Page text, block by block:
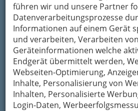
führen wir und unsere Partner
Datenverarbeitungsprozesse
Informationen auf einem Gerät
und verarbeiten, Verarbeiten von
Geräteinformationen welche
Endgerät übermittelt werden,
Webseiten-Optimierung,
Inhalte, Personalisierung von
Inhalten, Personalisierte
Login-Daten,
bauliche Bestimmungen
Strahlenschutz-
Brandschutztüren
Zusatzfunktionen werden
Einlagen oder die Abfolge
erreicht. ©WikipediA
Bezirksauswahl